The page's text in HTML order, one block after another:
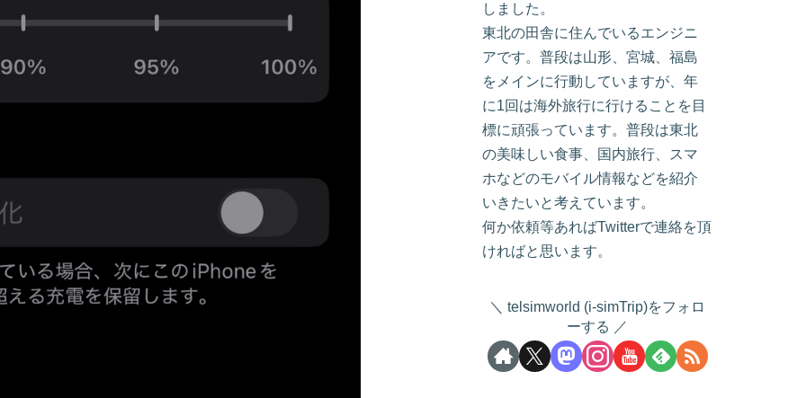
しました。
東北の田舎に住んでいるエンジニ
アです。普段は山形、宮城、福島
をメインに行動していますが、年
に1回は海外旅行に行けることを目
標に頑張っています。普段は東北
の美味しい食事、国内旅行、スマ
ホなどのモバイル情報などを紹介
いきたいと考えています。
何か依頼等あればTwitterで連絡を頂
ければと思います。
telsimworld (i-simTrip)をフォロ
ーする